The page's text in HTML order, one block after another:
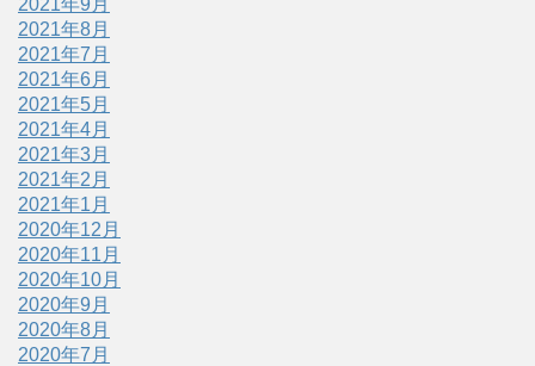
2021年9月
2021年8月
2021年7月
2021年6月
2021年5月
2021年4月
2021年3月
2021年2月
2021年1月
2020年12月
2020年11月
2020年10月
2020年9月
2020年8月
2020年7月